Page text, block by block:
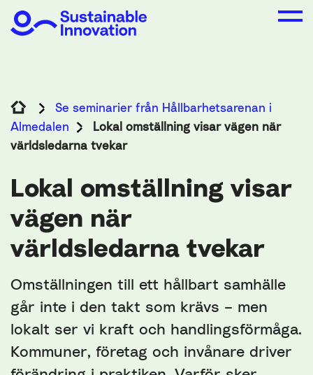
Se seminarier från Hållbarhetsarenan i
Almedalen
Lokal omställning visar vägen när
världsledarna tvekar
Lokal omställning visar
vägen när
världsledarna tvekar
Omställningen till ett hållbart samhälle
går inte i den takt som krävs – men
lokalt ser vi kraft och handlingsförmåga.
Kommuner, företag och invånare driver